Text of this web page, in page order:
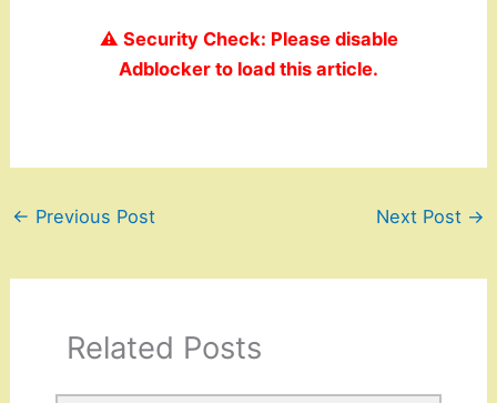
⚠️ Security Check: Please disable
Adblocker to load this article.
← Previous Post Next Post →
Related Posts